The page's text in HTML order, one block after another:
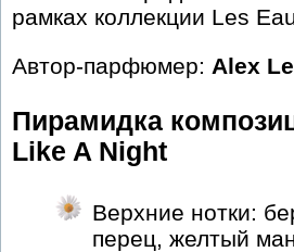
рамках коллекции Les
Автор-парфюмер: Alex
Пирамидка
Like A Night
Верхние нотки:
перец, желтый